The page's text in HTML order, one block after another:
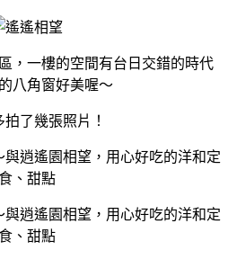
，一樓的空間有台日交錯的時代
八角窗好美喔～
拍了幾張照片！